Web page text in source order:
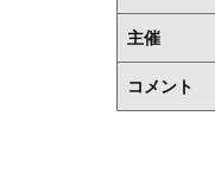
主催
コメント